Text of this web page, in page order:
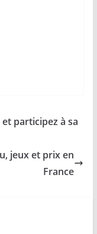
participez à sa
jeux et prix en
France